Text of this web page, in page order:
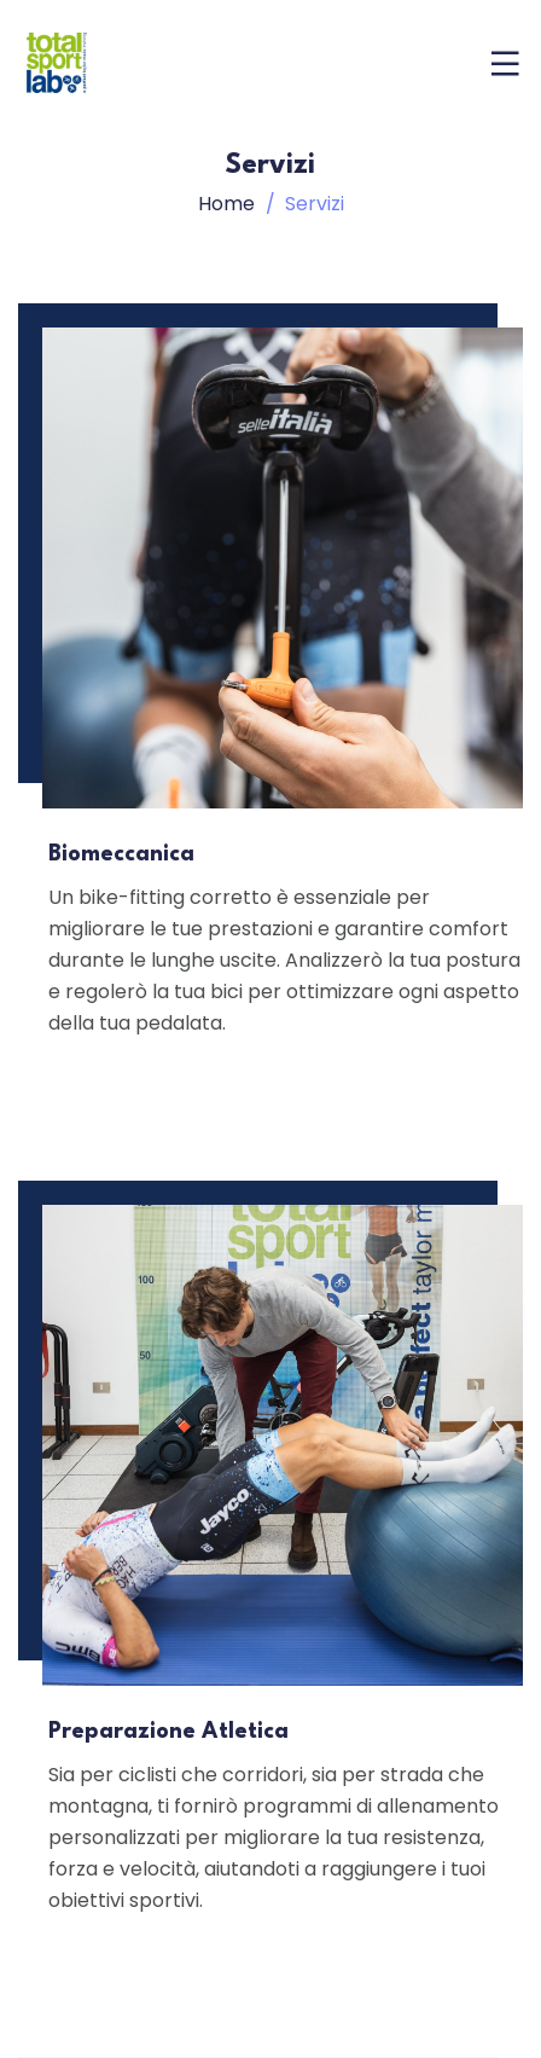
Servizi
Home Servizi
Biomeccanica
Un bike-fitting corretto è essenziale per
migliorare le tue prestazioni e garantire comfort
durante le lunghe uscite. Analizzerò la tua postura
e regolerò la tua bici per ottimizzare ogni aspetto
della tua pedalata.
Preparazione Atletica
Sia per ciclisti che corridori, sia per strada che
montagna, ti fornirò programmi di allenamento
personalizzati per migliorare la tua resistenza,
forza e velocità, aiutandoti a raggiungere i tuoi
obiettivi sportivi.